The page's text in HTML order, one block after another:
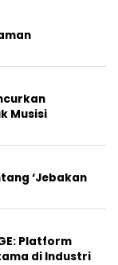
Musisi
‘Jebakan
Platform
di Industri